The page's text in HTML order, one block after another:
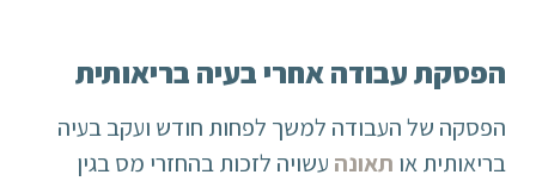
הפסקת עבודה אחרי בעיה בריאותית
הפסקה של העבודה למשך לפחות חודש ועקב בעיה
בריאותית או תאונה עשויה לזכות בהחזרי מס בגין